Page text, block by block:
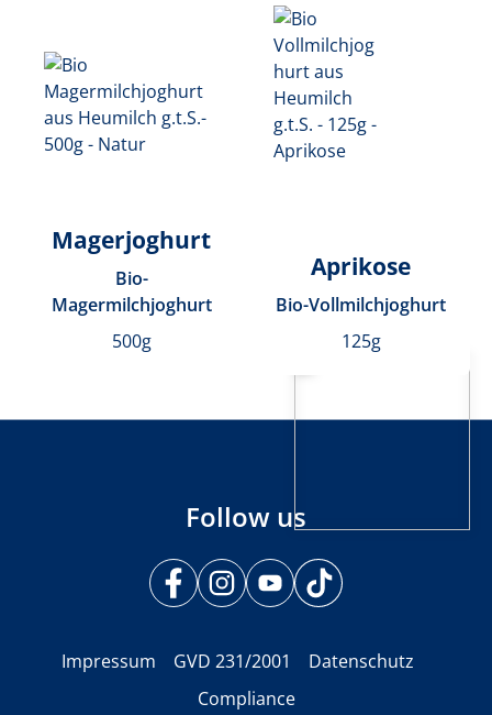
Magerjoghurt
Bio-
Magermilchjoghurt
500g
Aprikose
Bio-Vollmilchjoghurt
125g
Follow us
Impressum GVD 231/2001
Datenschutz
Compliance